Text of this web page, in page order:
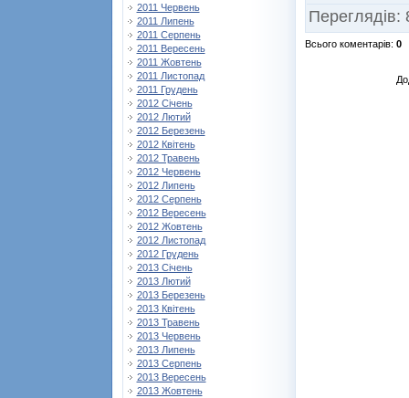
2011 Червень
2011 Липень
2011 Серпень
2011 Вересень
2011 Жовтень
2011 Листопад
2011 Грудень
2012 Січень
2012 Лютий
2012 Березень
2012 Квітень
2012 Травень
2012 Червень
2012 Липень
2012 Серпень
2012 Вересень
2012 Жовтень
2012 Листопад
2012 Грудень
2013 Січень
2013 Лютий
2013 Березень
2013 Квітень
2013 Травень
2013 Червень
2013 Липень
2013 Серпень
2013 Вересень
2013 Жовтень
Переглядів:
Всього коментарів: 0